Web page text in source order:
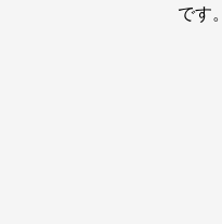
です。